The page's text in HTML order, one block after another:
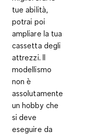
tue abilità,
potrai poi
ampliare la tua
cassetta degli
attrezzi. Il
modellismo
non è
assolutamente
un hobby che
si deve
eseguire da